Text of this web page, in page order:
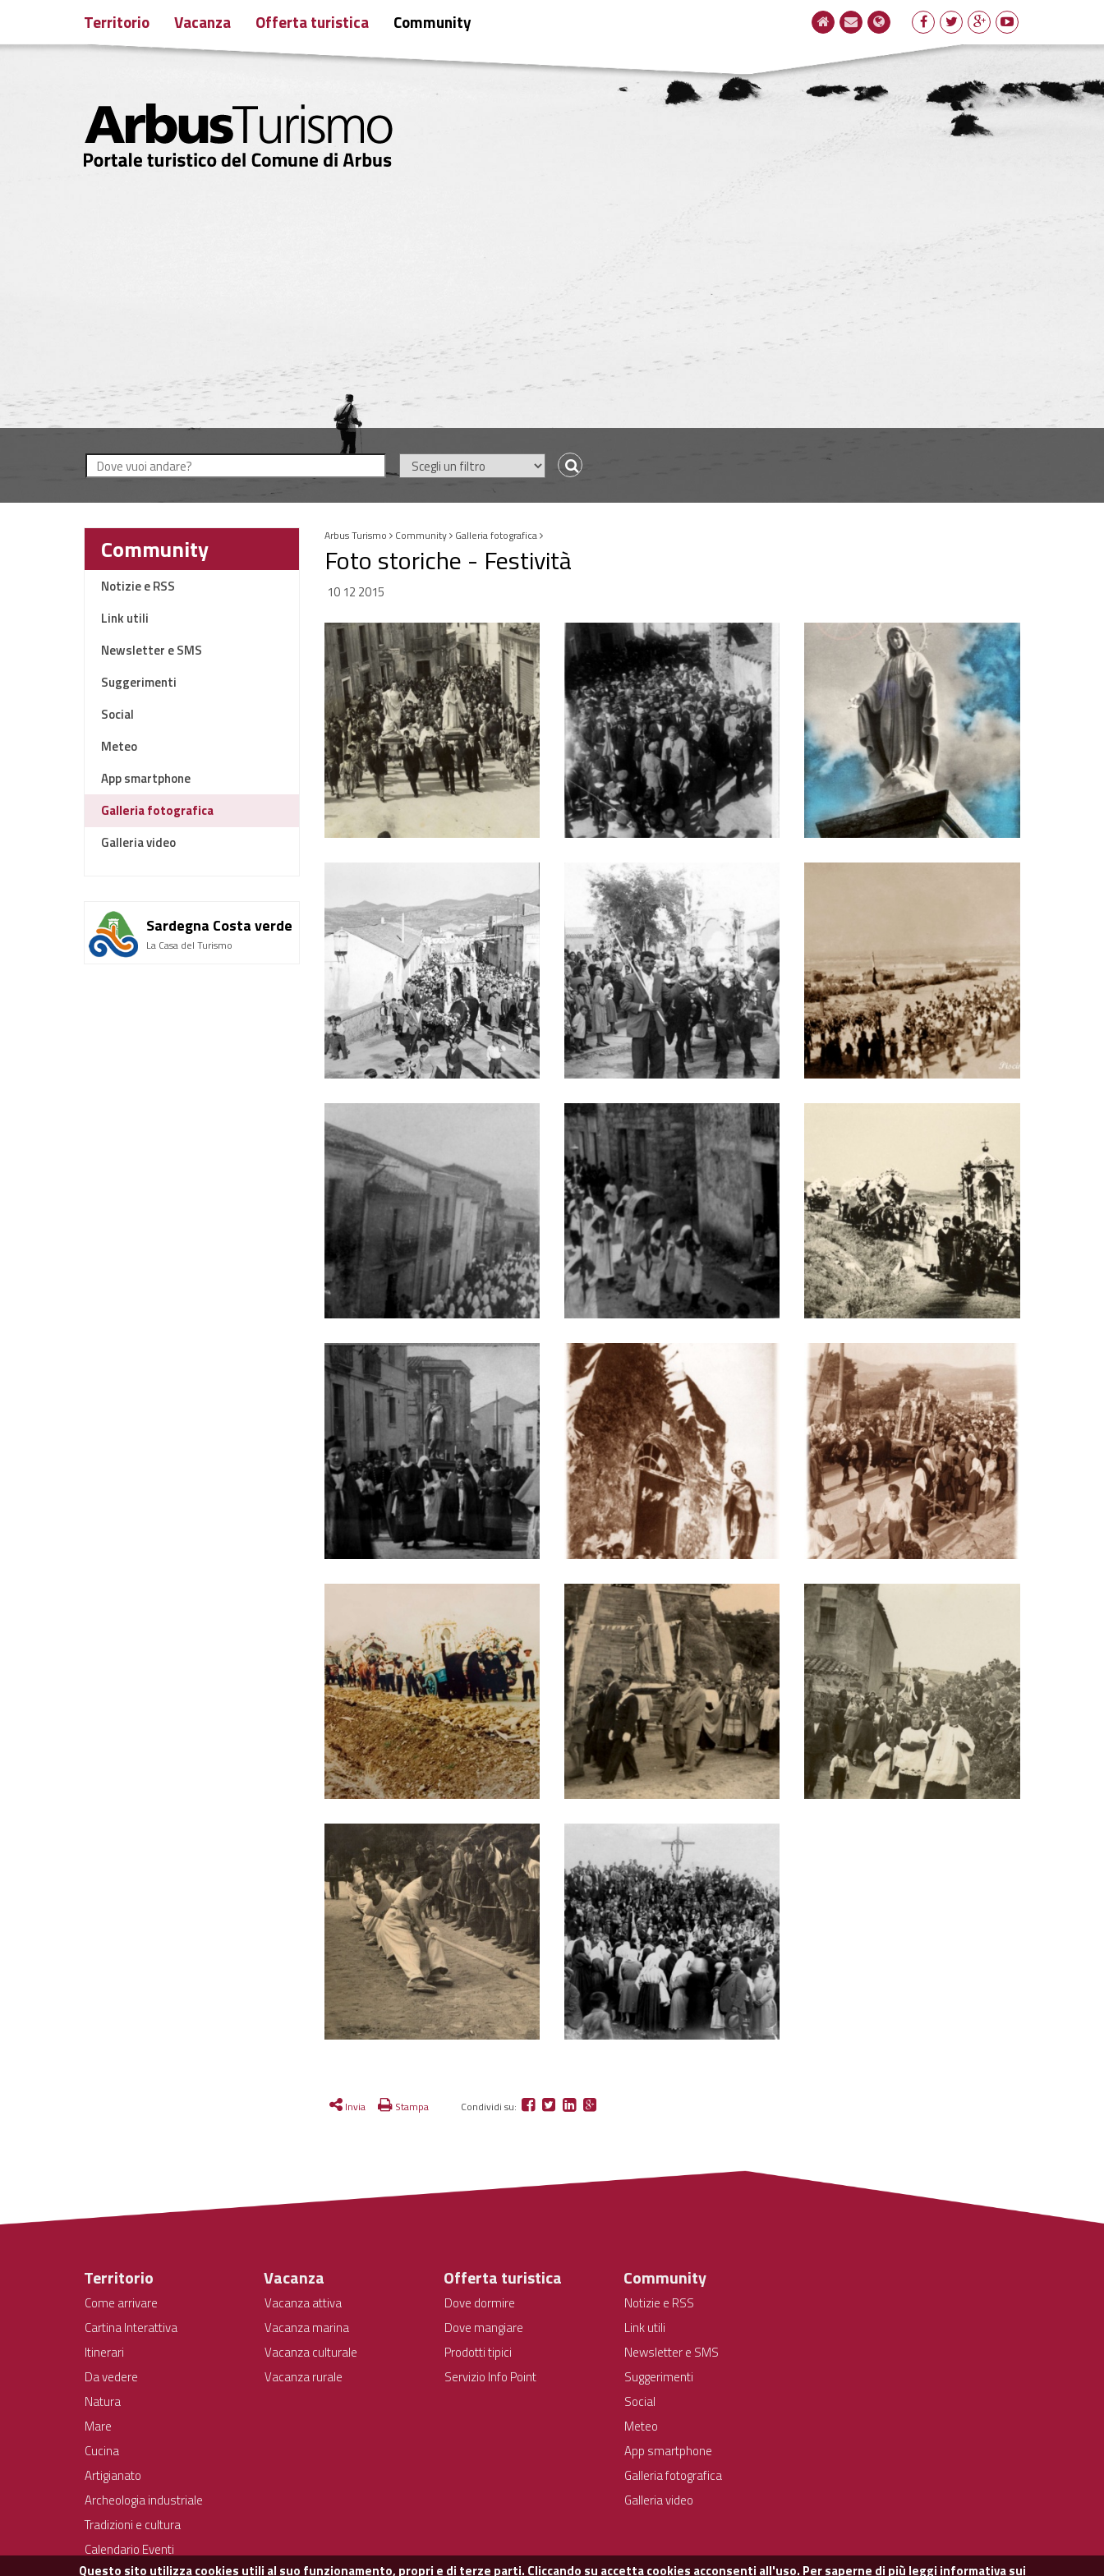
Questo sito utilizza cookies utili al suo funzionamento, propri e di terze parti. Cliccando su accetta cookies acconsenti all'uso. Per saperne di più leggi informativa sui
Territorio Vacanza Offerta turistica Community
Community
Notizie e RSS
Link utili
Newsletter e SMS
Suggerimenti
Social
Meteo
App smartphone
Galleria fotografica
Galleria video
Sardegna Costa verde
La Casa del Turismo
Arbus Turismo Community Galleria fotografica
Foto storiche - Festività
10 12 2015
Invia Stampa Condividi su:
Territorio
Come arrivare
Cartina Interattiva
Itinerari
Da vedere
Natura
Mare
Cucina
Artigianato
Archeologia industriale
Tradizioni e cultura
Calendario Eventi
Vacanza
Vacanza attiva
Vacanza marina
Vacanza culturale
Vacanza rurale
Offerta turistica
Dove dormire
Dove mangiare
Prodotti tipici
Servizio Info Point
Community
Notizie e RSS
Link utili
Newsletter e SMS
Suggerimenti
Social
Meteo
App smartphone
Galleria fotografica
Galleria video